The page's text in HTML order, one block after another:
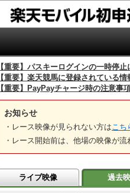
【重要】パスキーログインの一時停止
【重要】楽天競馬に登録されている
【重要】PayPayチャージ時の注意事
お知らせ
・レース映像が見られない方は こち
・レース開始前は、他場の映像が流
ライブ映像 過去